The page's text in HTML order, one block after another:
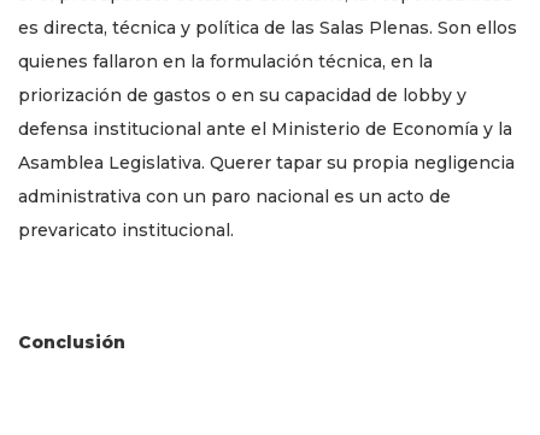
es directa, técnica y política de las Salas Plenas. Son ellos
quienes fallaron en la formulación técnica, en la
priorización de gastos o en su capacidad de lobby y
defensa institucional ante el Ministerio de Economía y la
Asamblea Legislativa. Querer tapar su propia negligencia
administrativa con un paro nacional es un acto de
prevaricato institucional.
Conclusión